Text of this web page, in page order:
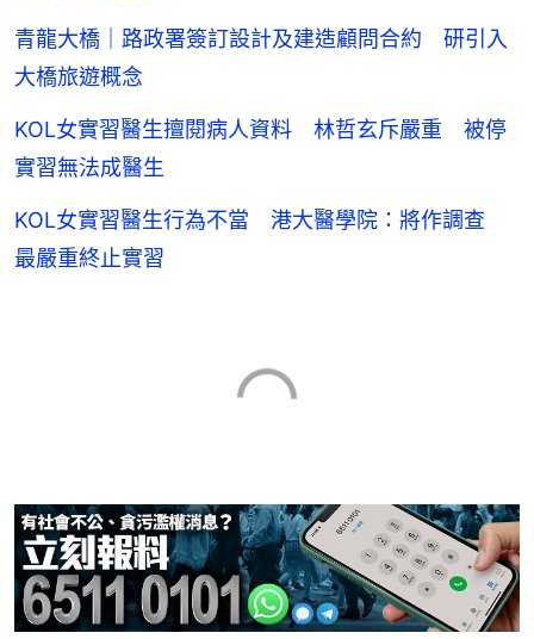
青龍大橋｜路政署簽訂設計及建造顧問合約 研引入
大橋旅遊概念
KOL女實習醫生擅閱病人資料 林哲玄斥嚴重 被停
實習無法成醫生
KOL女實習醫生行為不當 港大醫學院：將作調查
最嚴重終止實習